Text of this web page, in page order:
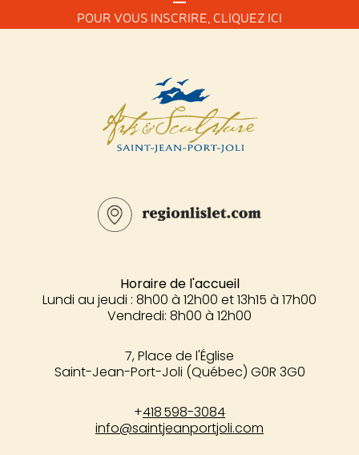
POUR VOUS INSCRIRE, CLIQUEZ ICI
Horaire de l'accueil
Lundi au jeudi : 8h00 à 12h00 et 13h15 à 17h00
Vendredi: 8h00 à 12h00
7, Place de l'Église
Saint-Jean-Port-Joli (Québec) G0R 3G0
+418 598-3084
info@saintjeanportjoli.com